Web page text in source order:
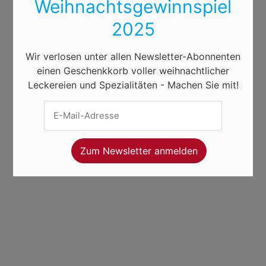
Weihnachtsgewinnspiel
2025
Wir verlosen unter allen Newsletter-Abonnenten
einen Geschenkkorb voller weihnachtlicher
Leckereien und Spezialitäten - Machen Sie mit!